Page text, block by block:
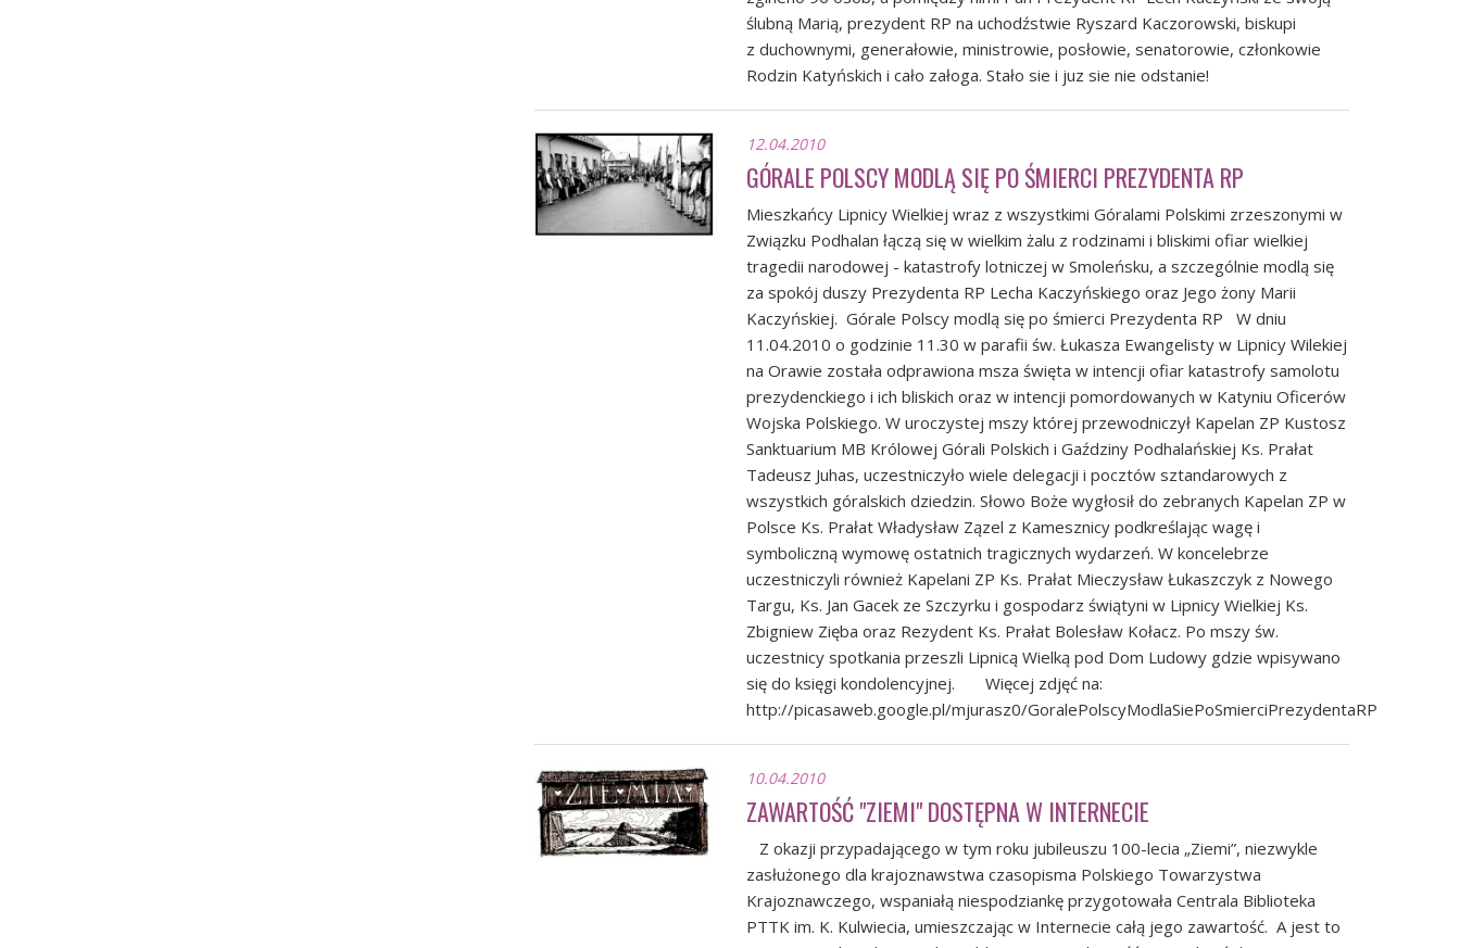
ślubną Marią, prezydent RP na uchodźstwie Ryszard Kaczorowski, biskupi
z duchownymi, generałowie, ministrowie, posłowie, senatorowie, członkowie
Rodzin Katyńskich i cało załoga. Stało sie i juz sie nie odstanie!
12.04.2010
GÓRALE POLSCY MODLĄ SIĘ PO ŚMIERCI PREZYDENTA RP
Mieszkańcy Lipnicy Wielkiej wraz z wszystkimi Góralami Polskimi zrzeszonymi w
Związku Podhalan łączą się w wielkim żalu z rodzinami i bliskimi ofiar wielkiej
tragedii narodowej - katastrofy lotniczej w Smoleńsku, a szczególnie modlą się
za spokój duszy Prezydenta RP Lecha Kaczyńskiego oraz Jego żony Marii
Kaczyńskiej. Górale Polscy modlą się po śmierci Prezydenta RP W dniu
11.04.2010 o godzinie 11.30 w parafii św. Łukasza Ewangelisty w Lipnicy Wilekiej
na Orawie została odprawiona msza święta w intencji ofiar katastrofy samolotu
prezydenckiego i ich bliskich oraz w intencji pomordowanych w Katyniu Oficerów
Wojska Polskiego. W uroczystej mszy której przewodniczył Kapelan ZP Kustosz
Sanktuarium MB Królowej Górali Polskich i Gaździny Podhalańskiej Ks. Prałat
Tadeusz Juhas, uczestniczyło wiele delegacji i pocztów sztandarowych z
wszystkich góralskich dziedzin. Słowo Boże wygłosił do zebranych Kapelan ZP w
Polsce Ks. Prałat Władysław Zązel z Kamesznicy podkreślając wagę i
symboliczną wymowę ostatnich tragicznych wydarzeń. W koncelebrze
uczestniczyli również Kapelani ZP Ks. Prałat Mieczysław Łukaszczyk z Nowego
Targu, Ks. Jan Gacek ze Szczyrku i gospodarz świątyni w Lipnicy Wielkiej Ks.
Zbigniew Zięba oraz Rezydent Ks. Prałat Bolesław Kołacz. Po mszy św.
uczestnicy spotkania przeszli Lipnicą Wielką pod Dom Ludowy gdzie wpisywano
się do księgi kondolencyjnej. Więcej zdjęć na:
http://picasaweb.google.pl/mjurasz0/GoralePolscyModlaSiePoSmierciPrezydentaRP
10.04.2010
ZAWARTOŚĆ "ZIEMI" DOSTĘPNA W INTERNECIE
Z okazji przypadającego w tym roku jubileuszu 100-lecia „Ziemi”, niezwykle
zasłużonego dla krajoznawstwa czasopisma Polskiego Towarzystwa
Krajoznawczego, wspaniałą niespodziankę przygotowała Centrala Biblioteka
PTTK im. K. Kulwiecia, umieszczając w Internecie całą jego zawartość. A jest to